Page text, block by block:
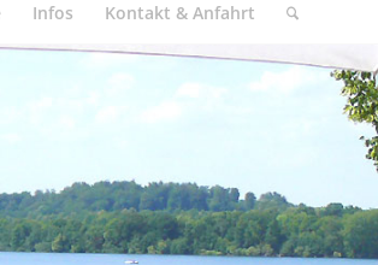
Infos Kontakt & Anfahrt